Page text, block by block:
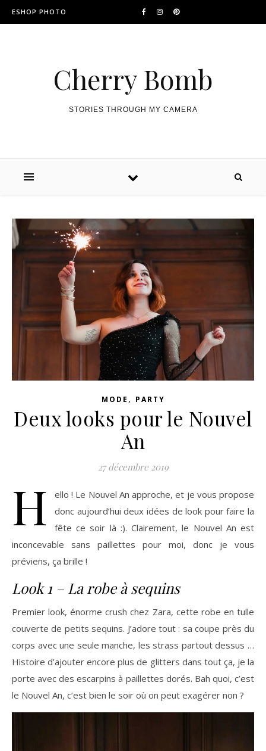
ESHOP PHOTO
Cherry Bomb
STORIES THROUGH MY CAMERA
MODE , PARTY
Deux looks pour le Nouvel
An
27 décembre 2019
H
ello ! Le Nouvel An approche, et je vous propose
donc aujourd’hui deux idées de look pour faire la
fête ce soir là :). Clairement, le Nouvel An est
inconcevable sans paillettes pour moi, donc je vous
préviens, ça brille !
Look 1 – La robe à sequins
Premier look, énorme crush chez Zara, cette robe en tulle
couverte de petits sequins. J’adore tout : sa coupe près du
corps avec une seule manche, les strass partout dessus …
Histoire d’ajouter encore plus de glitters dans tout ça, je la
porte avec des escarpins à paillettes dorés. Bah quoi, c’est
le Nouvel An, c’est bien le soir où on peut exagérer non ?